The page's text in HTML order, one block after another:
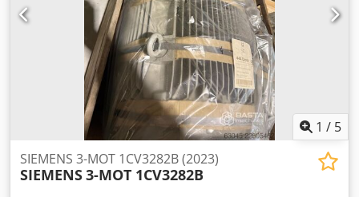
1 / 5
SIEMENS 3-MOT 1CV3282B (2023)
SIEMENS3-MOT 1CV3282B